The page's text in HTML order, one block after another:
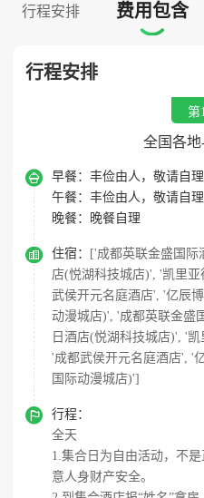
行程安排 费用包含

行程安排
第
全国各
 早餐： 丰俭由人，敬请自理
午餐： 丰俭由人，敬请自理
晚餐：
晚餐自理
 住宿：
['成都英联金盛国际
店(悦湖科技城店)', '凯里
武侯开元名庭酒店', '亿辰
动漫城店)', '成都英联金盛
日酒店(悦湖科技城店)', '
'成都武侯开元名庭酒店', '
国际动漫城店)']

行程：
全天
1.集合日为自由活动，不
意人身财产安全。